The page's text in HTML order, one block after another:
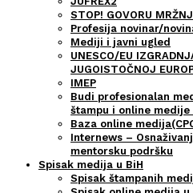
STOP! GOVORU
Profesija novinar/
Mediji i javni ugled
UNESCO/EU
JUGOISTOČNOJ
IMEP
Budi profesionalan
štampu i online medije
Baza online
Internews –
mentorsku podršku
Spisak medija u BiH
Spisak štampanih